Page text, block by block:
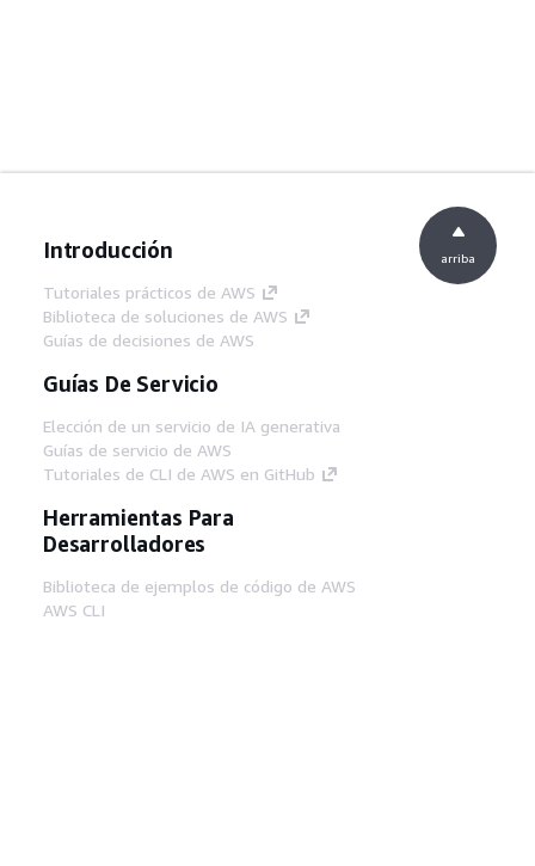
Introducción
Tutoriales prácticos de AWS
Biblioteca de soluciones de AWS
Guías de decisiones de AWS
Guías De Servicio
Elección de un servicio de IA generativa
Guías de servicio de AWS
Tutoriales de CLI de AWS en GitHub
Herramientas Para
Desarrolladores
Biblioteca de ejemplos de código de AWS
AWS CLI
arriba